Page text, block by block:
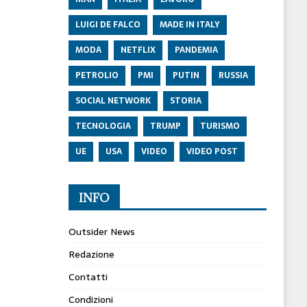
LUIGI DE FALCO
MADE IN ITALY
MODA
NETFLIX
PANDEMIA
PETROLIO
PMI PUTIN
RUSSIA
SOCIAL NETWORK
STORIA
TECNOLOGIA
TRUMP
TURISMO
UE
USA VIDEO VIDEO POST
INFO
Outsider News
Redazione
Contatti
Condizioni